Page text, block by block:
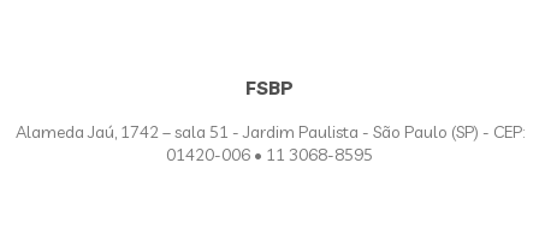
FSBP
Alameda Jaú, 1742 – sala 51 - Jardim Paulista - São Paulo (SP) - CEP:
01420-006 • 11 3068-8595